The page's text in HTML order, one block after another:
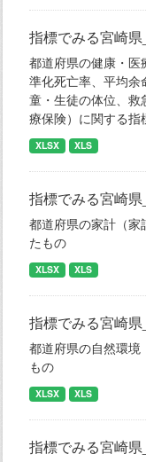
指標でみる宮崎
都道府県の健康・
準化死亡率、平均
童・生徒の体位、
療保険）に関する指
XLSX XLS
指標でみる宮崎
都道府県の家計（家
たもの
XLSX XLS
指標でみる宮崎
都道府県の自然環境
もの
XLSX XLS
指標でみる宮崎